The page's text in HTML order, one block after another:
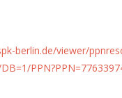
berlin.de/viewer/